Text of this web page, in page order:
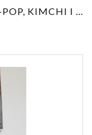
POP, KIMCHI I ...